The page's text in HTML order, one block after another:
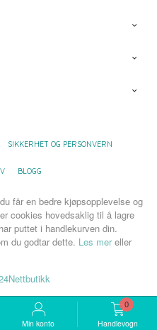
Min konto Handlevogn
0
SIKKERHET OG PERSONVERN
BLOGG
får en bedre kjøpsopplevelse og
cookies hovedsaklig til å lagre
puttet i handlekurven din.
du godtar dette. Les mereller